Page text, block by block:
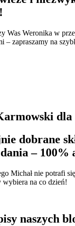
Was Weronika w
– zapraszamy na
dla
dobrane
– 100%
Michał nie potrafi
na co dzień!
naszych